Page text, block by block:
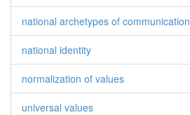
national archetypes of communication
national identity
normalization of values
universal values